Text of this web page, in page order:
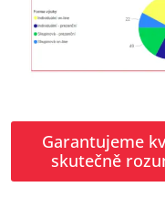
Garantujeme
skutečně